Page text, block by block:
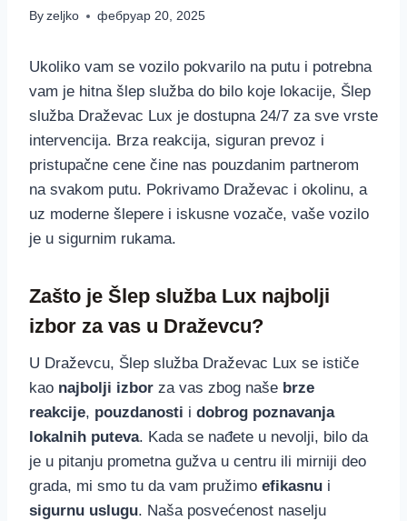
By zeljko фебруар 20, 2025
Ukoliko vam se vozilo pokvarilo na putu i potrebna
vam je hitna šlep služba do bilo koje lokacije, Šlep
služba Draževac Lux je dostupna 24/7 za sve vrste
intervencija. Brza reakcija, siguran prevoz i
pristupačne cene čine nas pouzdanim partnerom
na svakom putu. Pokrivamo Draževac i okolinu, a
uz moderne šlepere i iskusne vozače, vaše vozilo
je u sigurnim rukama.
Zašto je Šlep služba Lux najbolji
izbor za vas u Draževcu?
U Draževcu, Šlep služba Draževac Lux se ističe
kao najbolji izbor za vas zbog naše brze
reakcije, pouzdanosti i dobrog poznavanja
lokalnih puteva. Kada se nađete u nevolji, bilo da
je u pitanju prometna gužva u centru ili mirniji deo
grada, mi smo tu da vam pružimo efikasnu i
sigurnu uslugu. Naša posvećenost naselju